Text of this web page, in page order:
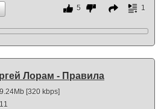
5 1
Лорам - Правила
9.24Mb [320 kbps]
11